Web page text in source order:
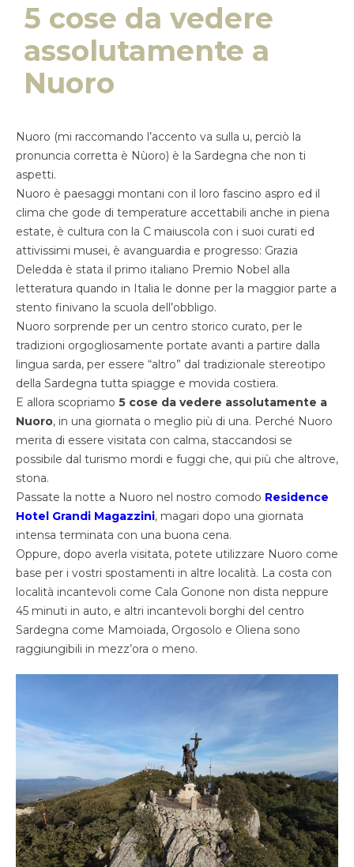
5 cose da vedere
assolutamente a
Nuoro
Nuoro (mi raccomando l’accento va sulla u, perciò la
pronuncia corretta è Nùoro) è la Sardegna che non ti
aspetti.
Nuoro è paesaggi montani con il loro fascino aspro ed il
clima che gode di temperature accettabili anche in piena
estate, è cultura con la C maiuscola con i suoi curati ed
attivissimi musei, è avanguardia e progresso: Grazia
Deledda è stata il primo italiano Premio Nobel alla
letteratura quando in Italia le donne per la maggior parte a
stento finivano la scuola dell’obbligo.
Nuoro sorprende per un centro storico curato, per le
tradizioni orgogliosamente portate avanti a partire dalla
lingua sarda, per essere “altro” dal tradizionale stereotipo
della Sardegna tutta spiagge e movida costiera.
E allora scopriamo 5 cose da vedere assolutamente a
Nuoro, in una giornata o meglio più di una. Perché Nuoro
merita di essere visitata con calma, staccandosi se
possibile dal turismo mordi e fuggi che, qui più che altrove,
stona.
Passate la notte a Nuoro nel nostro comodo Residence
Hotel Grandi Magazzini, magari dopo una giornata
intensa terminata con una buona cena.
Oppure, dopo averla visitata, potete utilizzare Nuoro come
base per i vostri spostamenti in altre località. La costa con
località incantevoli come Cala Gonone non dista neppure
45 minuti in auto, e altri incantevoli borghi del centro
Sardegna come Mamoiada, Orgosolo e Oliena sono
raggiungibili in mezz’ora o meno.